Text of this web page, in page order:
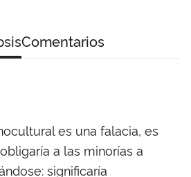
Comentarios
es una falacia, es
a las minorías a
significaría